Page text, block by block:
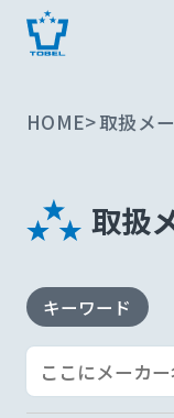
HOME 取扱メ
取扱
キーワード